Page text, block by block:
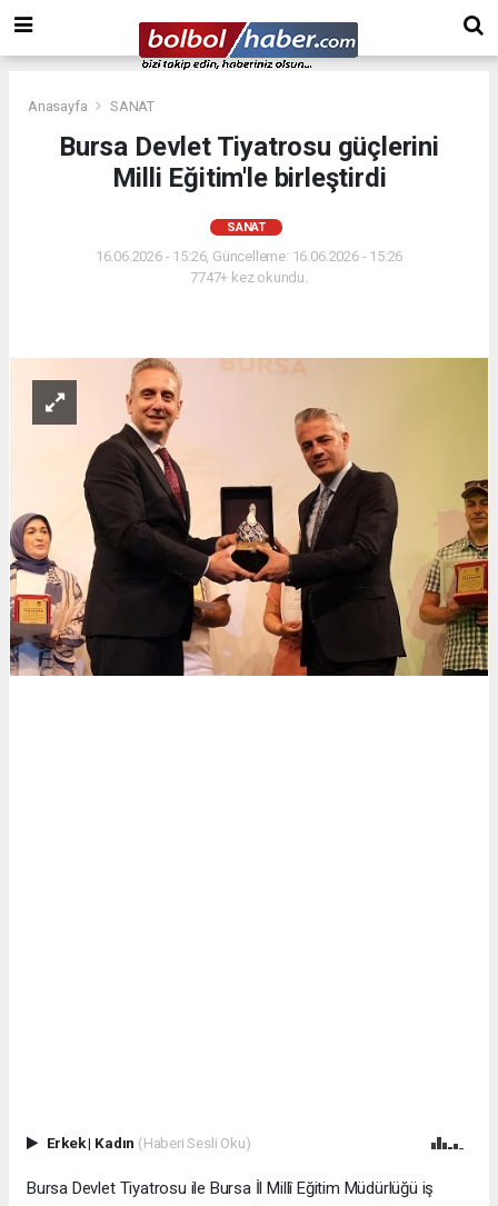
Anasayfa SANAT
Bursa Devlet Tiyatrosu güçlerini
Milli Eğitim'le birleştirdi
SANAT
16.06.2026 - 15:26, Güncelleme: 16.06.2026 - 15:26
7747+ kez okundu.
Erkek| Kadın (Haberi Sesli Oku)
Bursa Devlet Tiyatrosu ile Bursa İl Millî Eğitim Müdürlüğü iş